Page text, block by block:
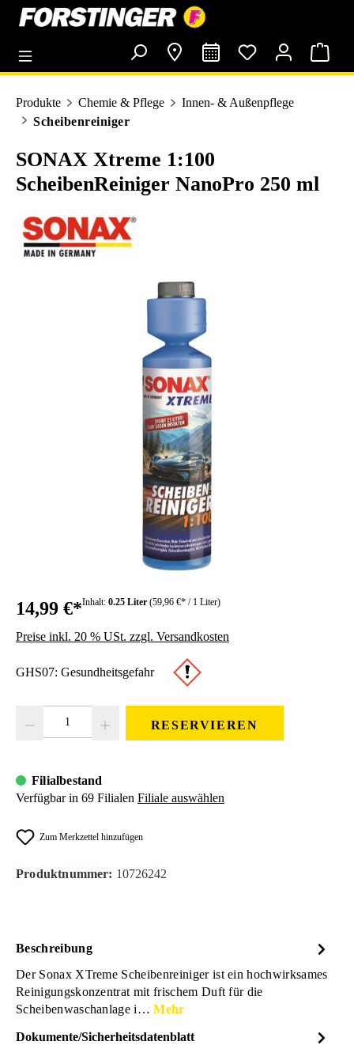
springen
Produkte Chemie & Pflege
Innen- & Außenpflege
Scheibenreiniger
SONAX Xtreme 1:100
ScheibenReiniger NanoPro 250 ml
14,99 €*Inhalt: 0.25 Liter (59,96 €* / 1 Liter)
Preise inkl. 20 % USt. zzgl. Versandkosten
GHS07: Gesundheitsgefahr
RESERVIEREN
Filialbestand
Verfügbar in 69 Filialen Filiale auswählen
Zum Merkzettel hinzufügen
Produktnummer: 10726242
Beschreibung
Der Sonax XTreme Scheibenreiniger ist ein hochwirksames
Reinigungskonzentrat mit frischem Duft für die
Scheibenwaschanlage i…Mehr
Dokumente/Sicherheitsdatenblatt